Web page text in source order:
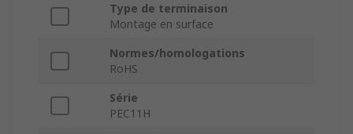
Type de terminaison
Montage en surface
Normes/homologations
RoHS
Série
PEC11H